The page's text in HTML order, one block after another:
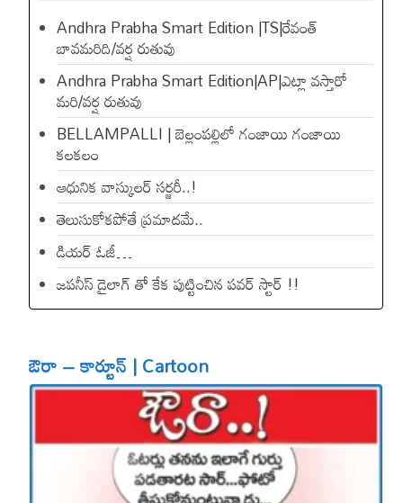
Andhra Prabha Smart Edition |TS|రేవంత్​
బావమరిది/వర్ష రుతువు
Andhra Prabha Smart Edition|AP|ఎట్లా వస్తారో
మరి/వర్ష రుతువు
BELLAMPALLI | బెల్లంపల్లిలో గంజాయి గంజాయి
కలకలం
ఆధునిక వాస్కులర్ సర్జరీ..!
తెలుసుకోకపోతే ప్రమాదమే..
డియ‌ర్ ఓజీ…
జపనీస్ డైలాగ్ తో కేక పుట్టించిన ప‌వ‌ర్ స్టార్ !!
ఔరా – కార్టూన్ | Cartoon